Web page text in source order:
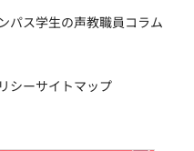
パス学生の声教職員コラム
シーサイトマップ